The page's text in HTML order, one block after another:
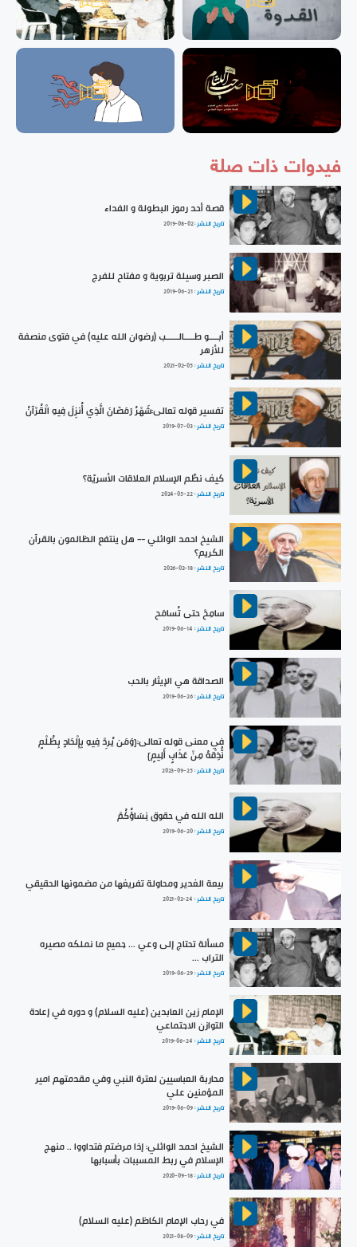
فيدوات ذات صلة
قصة أحد رموز البطولة و الفداء
تاريخ النشر :2019-08-02
الصبر وسيلة تربوية و مفتاح للفرج
تاريخ النشر :2019-06-21
أبــــو طــــالـــــب (رضوان الله عليه) في فتوى منصفة
للأزهر
تاريخ النشر :2021-02-05
تفسير قوله تعالى:شَهْرُ رَمَضَانَ الَّذِي أُنزِلَ فِيهِ الْقُرْآنُ
تاريخ النشر :2019-07-03
كيف نظّم الإسلام العلاقات الأسريّة؟
تاريخ النشر :2024-05-22
الشيخ احمد الوائلي -- هل ينتفع الظالمون بالقرآن
الكريم؟
تاريخ النشر :2026-02-18
سامِحْ حتى تُسامَح
تاريخ النشر : 2019-06-14
الصداقة هي الإيثار بالحب
تاريخ النشر :2019-06-26
في معنى قوله تعالى:{وَمَن يُرِدْ فِيهِ بِإِلْحَادٍ بِظُلْمٍ
نُّذِقْهُ مِنْ عَذَابٍ أَلِيمٍ}
تاريخ النشر :2023-09-25
الله الله في حقوق نِسَاؤُكُمْ
تاريخ النشر :2019-06-20
بيعة الغدير ومحاولة تفريغها من مضمونها الحقيقي
تاريخ النشر : 2021-02-24
مسألة تحتاج إلى وعي ... جميع ما نملكه مصيره
التراب ...
تاريخ النشر :2019-06-29
الإمام زين العابدين (عليه السلام) و دوره في إعادة
التوازن الاجتماعي
تاريخ النشر : 2019-06-24
محاربة العباسيين لعترة النبي وفي مقدمتهم امير
المؤمنين علي
تاريخ النشر :2019-06-09
الشيخ احمد الوائلي: إذا مرضتم فتداووا .. منهج
الإسلام في ربط المسببات بأسبابها
تاريخ النشر :2020-09-18
في رحاب الإمام الكاظم (عليه السلام)
تاريخ النشر :2021-08-09